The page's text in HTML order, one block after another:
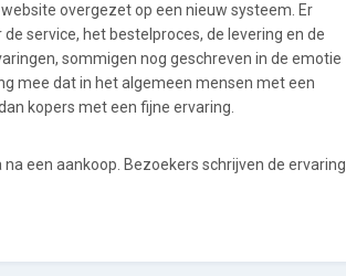
overgezet op een nieuw systeem. Er
service, het bestelproces, de levering en de
sommigen nog geschreven in de emotie
mee dat in het algemeen mensen met een
kopers met een fijne ervaring.
een aankoop. Bezoekers schrijven de ervaring